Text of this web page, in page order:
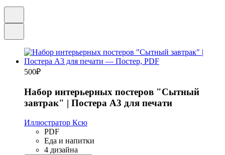
500₽
Набор интерьерных постеров "Сытный
завтрак" | Постера А3 для печати
Иллюстратор Ксю
PDF
Еда и напитки
4 дизайна